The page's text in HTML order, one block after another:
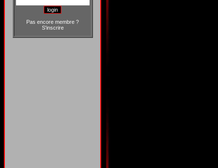
Pas encore membre ?
S'inscrire